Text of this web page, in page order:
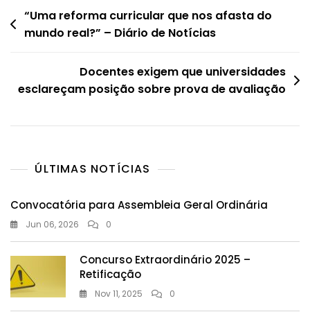
Navegação
de
“Uma reforma curricular que nos afasta do
mundo real?” – Diário de Notícias
Docentes exigem que universidades
esclareçam posição sobre prova de avaliação
ÚLTIMAS NOTÍCIAS
Convocatória para Assembleia Geral Ordinária
Jun 06, 2026 0
Concurso Extraordinário 2025 –
Retificação
Nov 11, 2025 0